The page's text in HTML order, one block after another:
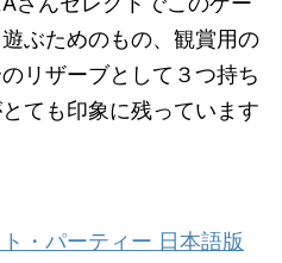
ぶためのもの、観賞用の
リザーブとして３つ持ち
ても印象に残っています
・パーティー 日本語版